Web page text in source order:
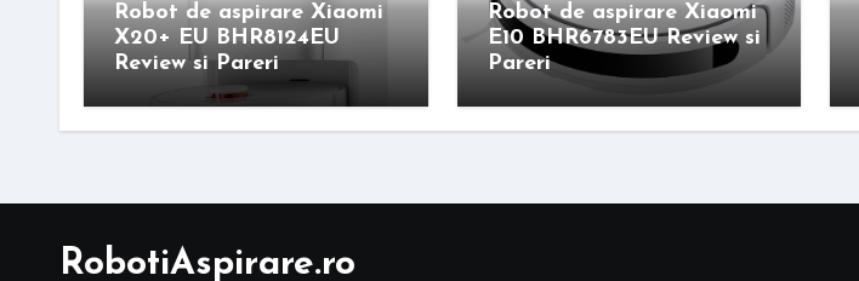
Robot de aspirare Xiaomi
X20+ EU BHR8124EU
Review si Pareri
Robot de aspirare Xiaomi
E10 BHR6783EU Review si
Pareri
RobotiAspirare.ro